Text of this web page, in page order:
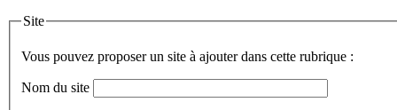
Site
Vous pouvez proposer un site à ajouter dans cette rubrique :
Nom du site